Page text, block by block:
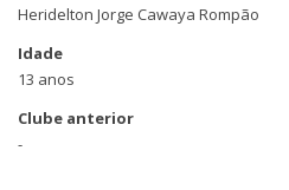
Heridelton Jorge Cawaya Rompão
Idade
13 anos
Clube anterior
-